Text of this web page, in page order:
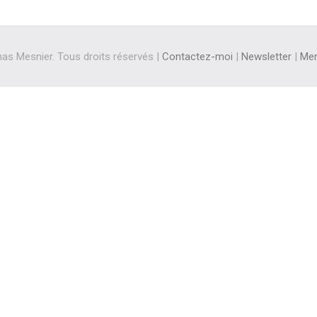
Mesnier. Tous droits réservés |Contactez-moi |Newsletter |